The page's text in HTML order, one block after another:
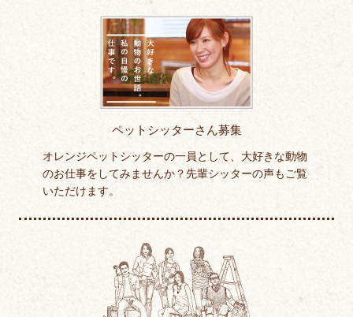
ペットシッターさん募集
オレンジペットシッターの一員として、大好きな動物
のお仕事をしてみませんか？先輩シッターの声もご覧
いただけます。